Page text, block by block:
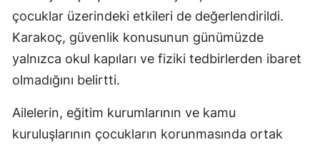
çocuklar üzerindeki etkileri de değerlendirildi.
Karakoç, güvenlik konusunun günümüzde
yalnızca okul kapıları ve fiziki tedbirlerden ibaret
olmadığını belirtti.
Ailelerin, eğitim kurumlarının ve kamu
kuruluşlarının çocukların korunmasında ortak